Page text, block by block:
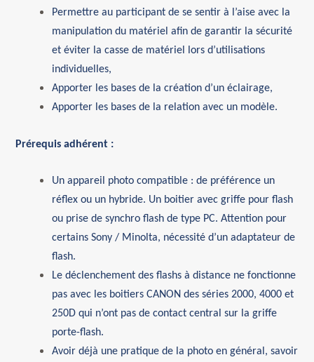
Permettre au participant de se sentir à l’aise avec la
manipulation du matériel afin de garantir la sécurité
et éviter la casse de matériel lors d’utilisations
individuelles,
Apporter les bases de la création d’un éclairage,
Apporter les bases de la relation avec un modèle.
Prérequis adhérent :
Un appareil photo compatible : de préférence un
réflex ou un hybride. Un boitier avec griffe pour flash
ou prise de synchro flash de type PC. Attention pour
certains Sony / Minolta, nécessité d’un adaptateur de
flash.
Le déclenchement des flashs à distance ne fonctionne
pas avec les boitiers CANON des séries 2000, 4000 et
250D qui n’ont pas de contact central sur la griffe
porte-flash.
Avoir déjà une pratique de la photo en général, savoir